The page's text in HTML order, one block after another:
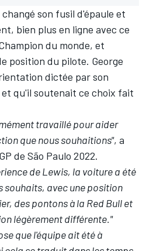
son fusil d'épaule et
bien plus en ligne avec ce
du monde, et
position du pilote. George
dictée par son
qu'il soutenait ce choix fait
travaillé pour aider
que nous souhaitions", a
de São Paulo 2022.
de Lewis, la voiture a été
souhaits, avec une position
des pontons à la Red Bull et
légèrement différente."
que l'équipe ait été à